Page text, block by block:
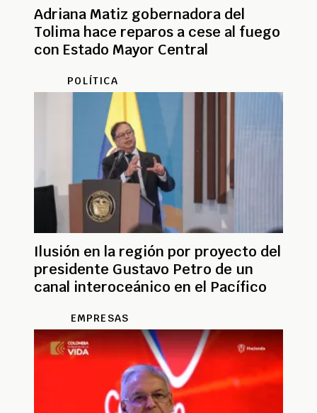
Adriana Matiz gobernadora del
Tolima hace reparos a cese al fuego
con Estado Mayor Central
POLÍTICA
Ilusión en la región por proyecto del
presidente Gustavo Petro de un
canal interoceánico en el Pacífico
EMPRESAS